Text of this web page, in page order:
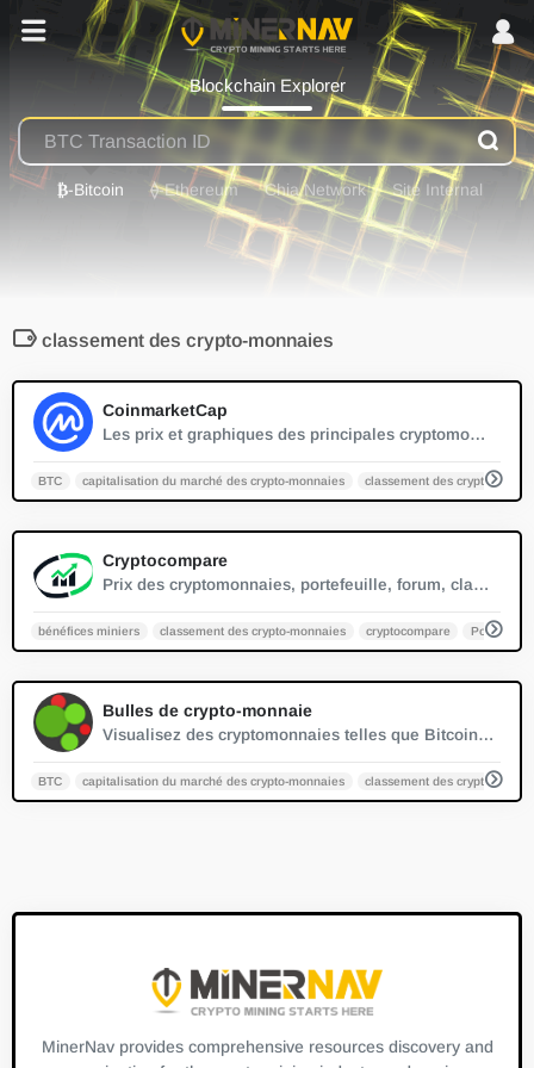
Blockchain Explorer
₿-Bitcoin ⟠-Ethereum Chia Network Site Internal
classement des crypto-monnaies
CoinmarketCap
Les prix et graphiques des principales cryptomonnaies, classées par capitalisation boursière. Accès gratuit aux données actuelles et historiques de Bitcoin ainsi que de milliers d'autres cryptomonnaies.
BTC capitalisation du marché des crypto-monnaies classement des crypto-
Cryptocompare
Prix des cryptomonnaies, portefeuille, forum, classements | CryptoCompare.com
bénéfices miniers classement des crypto-monnaies cryptocompare
Bulles de crypto-monnaie
Visualisez des cryptomonnaies telles que Bitcoin ou Ether sur Crypto Bubbles dans un graphique interactif en bulles. Détectez les tendances ou obtenez une vue d'ensemble du marché des cryptomonnaies.
BTC capitalisation du marché des crypto-monnaies classement des crypto-
MinerNav provides comprehensive resources discovery and